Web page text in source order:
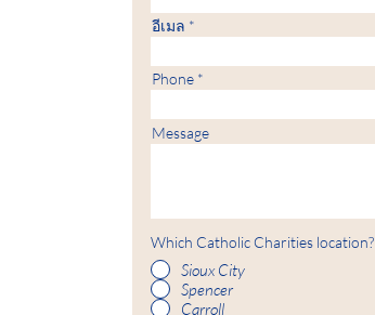
อีเมล
Phone
Message
Which Catholic Charities location?
Sioux City
Spencer
Carroll